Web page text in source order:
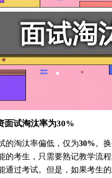
面试淘汰率为30%
的淘汰率偏低，仅为30%。
的考生，只需要熟记教学流
通过考试。但是，如果考生